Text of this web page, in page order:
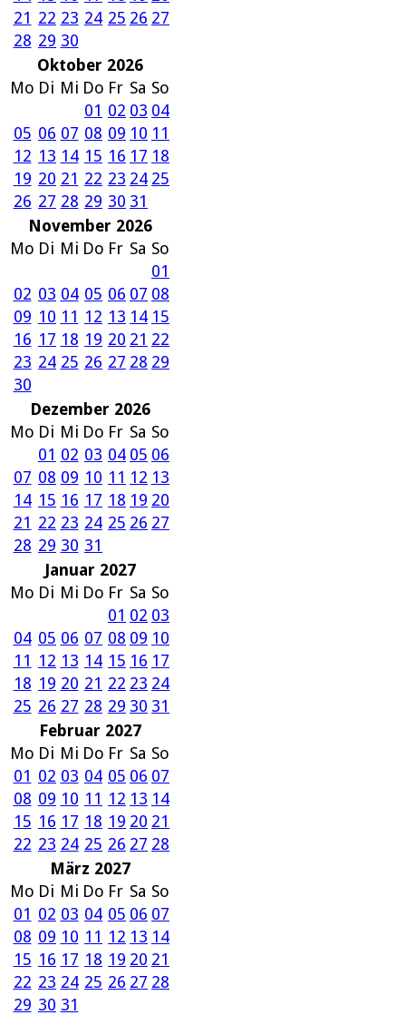
21 22 23 24 25 26 27
28 29 30
Oktober 2026
Mo Di Mi Do Fr Sa So
01 02 03 04
05 06 07 08 09 10 11
12 13 14 15 16 17 18
19 20 21 22 23 24 25
26 27 28 29 30 31
November 2026
Mo Di Mi Do Fr Sa So
01
02 03 04 05 06 07 08
09 10 11 12 13 14 15
16 17 18 19 20 21 22
23 24 25 26 27 28 29
30
Dezember 2026
Mo Di Mi Do Fr Sa So
01 02 03 04 05 06
07 08 09 10 11 12 13
14 15 16 17 18 19 20
21 22 23 24 25 26 27
28 29 30 31
Januar 2027
Mo Di Mi Do Fr Sa So
01 02 03
04 05 06 07 08 09 10
11 12 13 14 15 16 17
18 19 20 21 22 23 24
25 26 27 28 29 30 31
Februar 2027
Mo Di Mi Do Fr Sa So
01 02 03 04 05 06 07
08 09 10 11 12 13 14
15 16 17 18 19 20 21
22 23 24 25 26 27 28
März 2027
Mo Di Mi Do Fr Sa So
01 02 03 04 05 06 07
08 09 10 11 12 13 14
15 16 17 18 19 20 21
22 23 24 25 26 27 28
29 30 31